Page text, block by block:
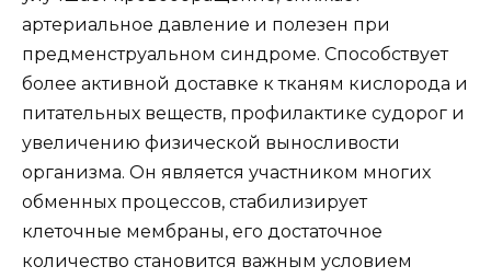
артериальное давление и полезен при
предменструальном синдроме. Способствует
более активной доставке к тканям кислорода и
питательных веществ, профилактике судорог и
увеличению физической выносливости
организма. Он является участником многих
обменных процессов, стабилизирует
клеточные мембраны, его достаточное
количество становится важным условием